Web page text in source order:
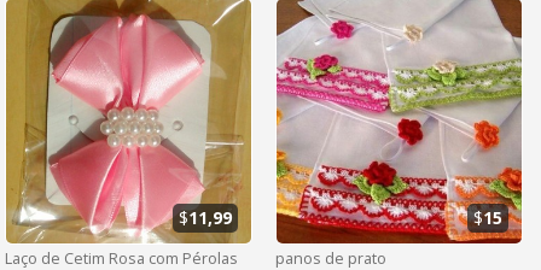
Laço de Cetim Rosa com Pérolas
$11,99
panos de prato
$15